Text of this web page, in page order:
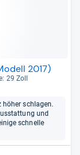
2017)
29 Zoll
höher schlagen.
und
schnelle